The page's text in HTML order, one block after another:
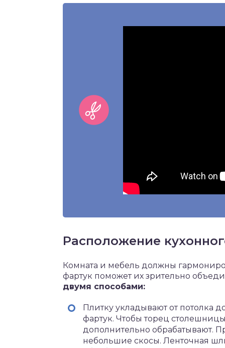
Расположение
Комната и мебель должны
фартук поможет их зрительно
двумя способами:
Плитку укладывают от потолка
фартук. Чтобы торец
дополнительно обрабатывают.
небольшие скосы. Ленточная